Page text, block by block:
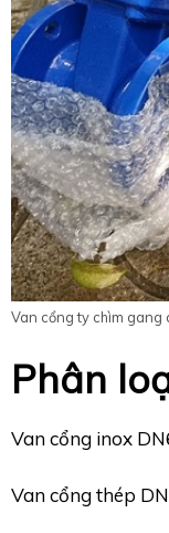
Van cổng ty chìm gang
Phân
Van cổng inox
Van cổng thép